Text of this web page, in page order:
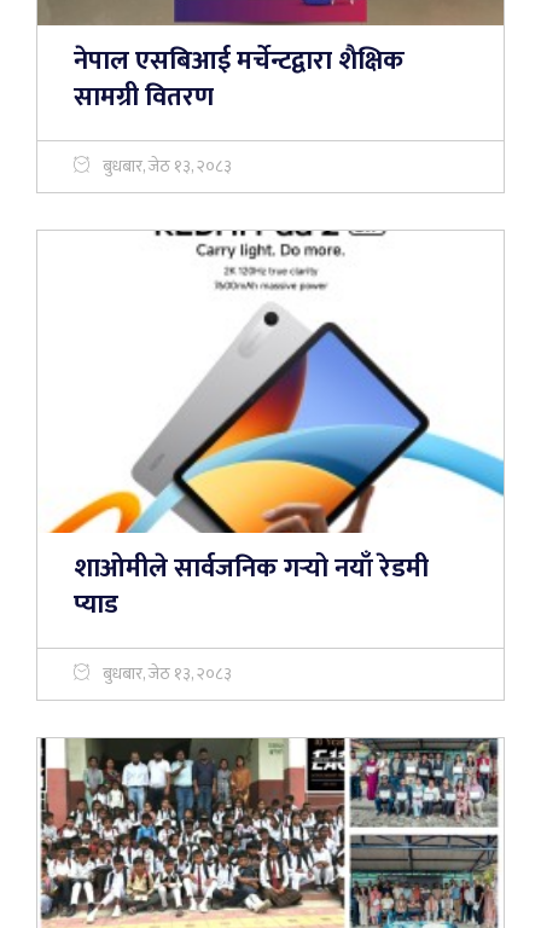
नेपाल एसबिआई मर्चेन्टद्वारा शैक्षिक
सामग्री वितरण
बुधबार, जेठ १३, २०८३
शाओमीले सार्वजनिक गर्‍यो नयाँ रेडमी
प्याड
बुधबार, जेठ १३, २०८३